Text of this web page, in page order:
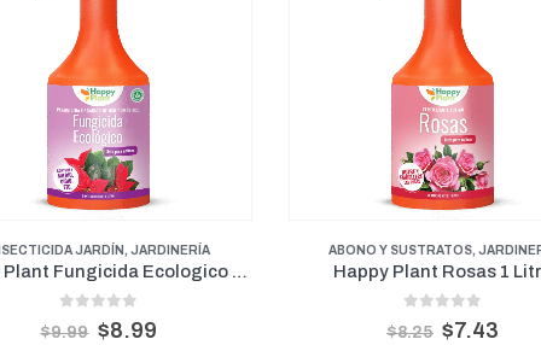
Y SUSTRATOS ,JARDINERÍA
Plant Rosas 1 Litro
out of 5
$8.25 $7.43
INSECTICIDA JARDÍN,
Mata Cucarachas
out of 5
$10.00 $9.00